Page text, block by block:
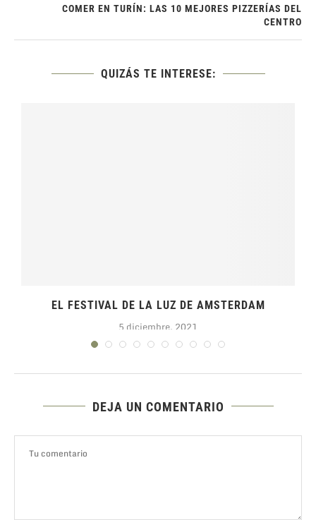
COMER EN TURÍN: LAS 10 MEJORES PIZZERÍAS DEL
CENTRO
QUIZÁS TE INTERESE:
EL FESTIVAL DE LA LUZ DE AMSTERDAM
5 diciembre, 2021
DEJA UN COMENTARIO